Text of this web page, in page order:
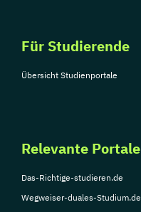
Für Studierende
Übersicht Studienportale
Relevante Portale
Das-Richtige-studieren.de
Wegweiser-duales-Studium.de